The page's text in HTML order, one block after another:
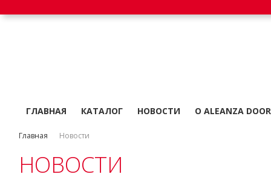
ГЛАВНАЯ КАТАЛОГ НОВОСТИ О ALEANZA
Главная Новости
НОВОСТИ